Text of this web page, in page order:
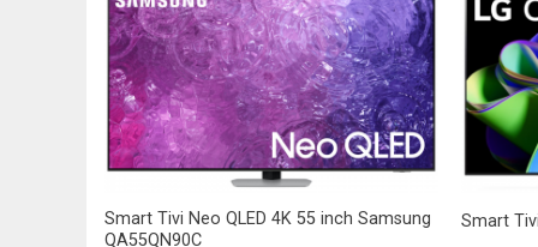
Smart Tivi Neo QLED 4K 55 inch Samsung
QA55QN90C
Smart